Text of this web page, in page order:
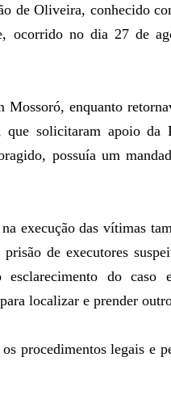
de Oliveira, conhecido
no dia 27 de
enquanto
solicitaram apoio da
possuía um
execução das vítimas
de executores
do caso
localizar e prender
procedimentos legais e